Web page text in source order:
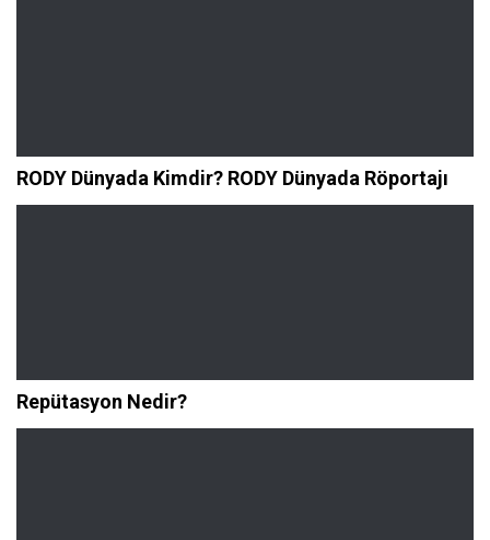
RODY Dünyada Kimdir? RODY Dünyada Röportajı
Repütasyon Nedir?